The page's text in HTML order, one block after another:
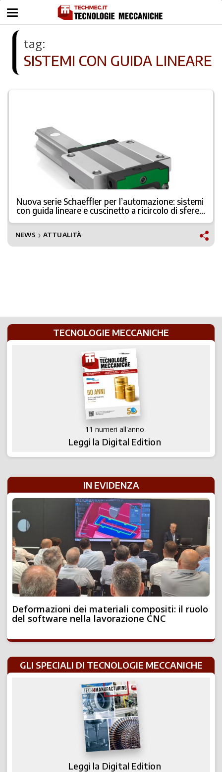
tag:
SISTEMI CON GUIDA LINEARE
Nuova serie Schaeffler per l’automazione: sistemi
con guida lineare e cuscinetto a ricircolo di sfere a
quattro corone con disposizione a X
NEWS ❯ ATTUALITÀ
TECNOLOGIE MECCANICHE
11 numeri all'anno
Leggi la Digital Edition
IN EVIDENZA
Deformazioni dei materiali compositi: il ruolo
del software nella lavorazione CNC
GLI SPECIALI DI TECNOLOGIE MECCANICHE
Leggi la Digital Edition